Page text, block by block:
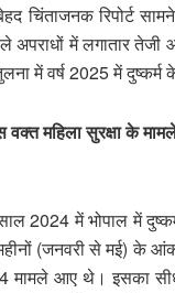
चिंताजनक रिपोर्ट
में लगातार
में वर्ष 2025 में दुष्कर्म
वक्त महिला सुरक्षा के
2024 में भोपाल में
(जनवरी से मई) के
मामले आए थे। इसका